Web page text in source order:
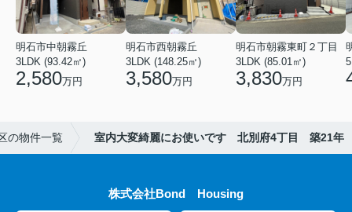
明石市中朝霧丘
3LDK (93.42㎡)
2,580万円
明石市西朝霧丘
3LDK (148.25㎡)
3,580万円
明石市朝霧東町２丁目
3LDK (85.01㎡)
3,830万円
の物件一覧 室内大変綺麗にお使いです 北別府4丁目 築21年
株式会社Bond Housing